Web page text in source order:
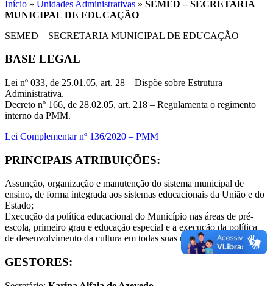
Início » Unidades Administrativas » SEMED – SECRETARIA
MUNICIPAL DE EDUCAÇÃO
SEMED – SECRETARIA MUNICIPAL DE EDUCAÇÃO
BASE LEGAL
Lei nº 033, de 25.01.05, art. 28 – Dispõe sobre Estrutura
Administrativa.
Decreto nº 166, de 28.02.05, art. 218 – Regulamenta o regimento
interno da PMM.
Lei Complementar nº 136/2020 – PMM
PRINCIPAIS ATRIBUIÇÕES:
Assunção, organização e manutenção do sistema municipal de
ensino, de forma integrada aos sistemas educacionais da União e do
Estado;
Execução da política educacional do Município nas áreas de pré-
escola, primeiro grau e educação especial e a execução da política
de desenvolvimento da cultura em todas suas manifestações.
GESTORES: